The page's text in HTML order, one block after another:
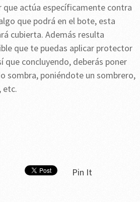
que actúa específicamente contra
que podrá en el bote, esta
cubierta. Además resulta
que te puedas aplicar protector
que concluyendo, deberás poner
sombra, poniéndote un sombrero,
etc.
Pin It